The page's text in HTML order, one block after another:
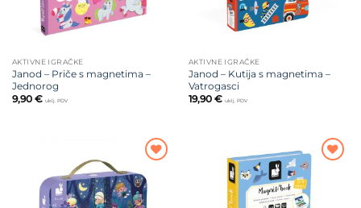
AKTIVNE IGRAČKE
Janod – Priče s magnetima –
Jednorog
9,90 € uklj. PDV
AKTIVNE IGRAČKE
Janod – Kutija s magnetima –
Vatrogasci
19,90 € uklj. PDV
Dodajte
na listu
želja
Dodajte